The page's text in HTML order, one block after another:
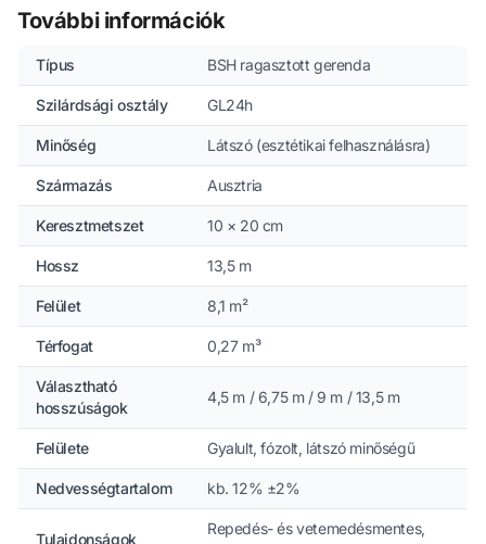
További információk
Típus BSH ragasztott gerenda
Szilárdsági osztály GL24h
Minőség Látszó (esztétikai felhasználásra)
Származás Ausztria
Keresztmetszet 10 × 20 cm
Hossz 13,5 m
Felület 8,1 m²
Térfogat 0,27 m³
Választható
hosszúságok
4,5 m / 6,75 m / 9 m / 13,5 m
Felülete Gyalult, fózolt, látszó minőségű
Nedvességtartalom kb. 12% ±2%
Tulajdonságok
Repedés- és vetemedésmentes,